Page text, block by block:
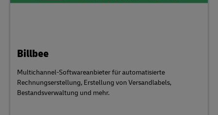
Billbee
Multichannel-Softwareanbieter für automatisierte
Rechnungserstellung, Erstellung von Versandlabels,
Bestandsverwaltung und mehr.